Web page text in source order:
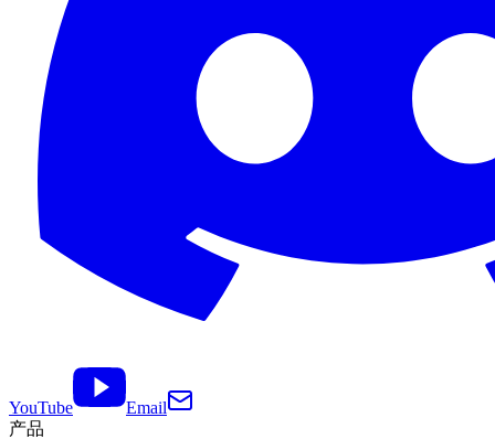
YouTube
Email
产品